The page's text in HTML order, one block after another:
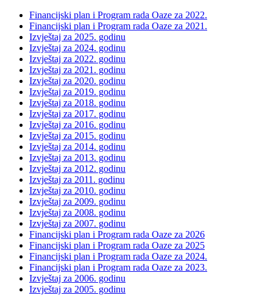
Financijski plan i Program rada Oaze za 2022.
Financijski plan i Program rada Oaze za 2021.
Izvještaj za 2025. godinu
Izvještaj za 2024. godinu
Izvještaj za 2022. godinu
Izvještaj za 2021. godinu
Izvještaj za 2020. godinu
Izvještaj za 2019. godinu
Izvještaj za 2018. godinu
Izvještaj za 2017. godinu
Izvještaj za 2016. godinu
Izvještaj za 2015. godinu
Izvještaj za 2014. godinu
Izvještaj za 2013. godinu
Izvještaj za 2012. godinu
Izvještaj za 2011. godinu
Izvještaj za 2010. godinu
Izvještaj za 2009. godinu
Izvještaj za 2008. godinu
Izvještaj za 2007. godinu
Financijski plan i Program rada Oaze za 2026
Financijski plan i Program rada Oaze za 2025
Financijski plan i Program rada Oaze za 2024.
Financijski plan i Program rada Oaze za 2023.
Izvještaj za 2006. godinu
Izvještaj za 2005. godinu